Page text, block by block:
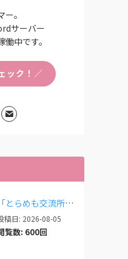
。
サーバー
中です。
ック！／
「とらめも交流所」の報告 2026/08/03
稿日: 2026-08-05
覧数: 600回